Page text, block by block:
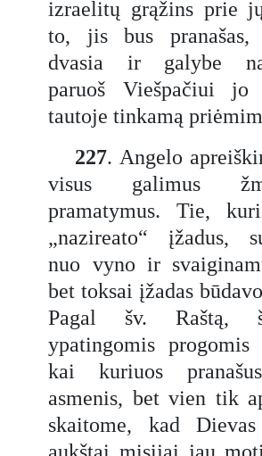
izraelitų grąžins prie
to, jis bus
dvasia ir galybe
paruoš Viešpačiui jo
tautoje tinkamą
227. Angelo
visus galimus
pramatymus. Tie,
„nazireato“ įžadus,
nuo vyno ir
bet toksai įžadas
Pagal šv. Raštą,
ypatingomis progomis
kai kuriuos
asmenis, bet vien tik
skaitome, kad